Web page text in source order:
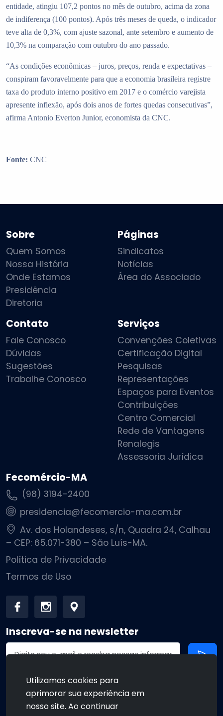
entidade, atingiu 107,2 pontos no mês de outubro, acima da zona
de indiferença (100 pontos). Após três meses de queda, o indicador
teve alta de 0,3%, com ajuste sazonal, ante setembro e aumento de
10,3% na comparação com outubro do ano passado.
“As condições econômicas – juros, preços, renda e expectativas –
conspiram favoravelmente para que a economia brasileira registre
taxa do produto interno positivo em 2017 e o comércio varejista
apresente inflexão, após dois anos de fortes quedas consecutivas”,
afirma Antonio Everton Junior, economista da CNC.
Fonte: CNC
Sobre
Quem Somos
Nossa História
Onde Estamos
Presidência
Diretoria
Páginas
Sindicatos
Notícias
Área do Associado
Contato
Fale Conosco
Dúvidas
Sugestões
Trabalhe Conosco
Serviços
Convenções Coletivas
Certificação Digital
Pesquisas
Representações
Espaços para Eventos
Contribuições
Centro Comercial
Rede de Vantagens
Renalegis
Assessoria Jurídica
Fecomércio-MA
(98) 3194-2400
presidencia@fecomercio-ma.com.br
Av. dos Holandeses, s/n, Quadra 24, Calhau
– CEP: 65.071-380 – São Luís-MA.
Política de Privacidade
Termos de Uso
Inscreva-se na newsletter
Endereço de email
•
Utilizamos cookies para
aprimorar sua experiência em
nosso site. Ao continuar